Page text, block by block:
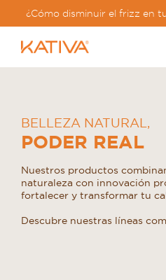
¿Cómo disminuir el frizz en
BELLEZA NATURAL ,
PODER REAL
Nuestros productos
naturaleza con innovación
fortalecer y transformar tu
Descubre nuestras líneas